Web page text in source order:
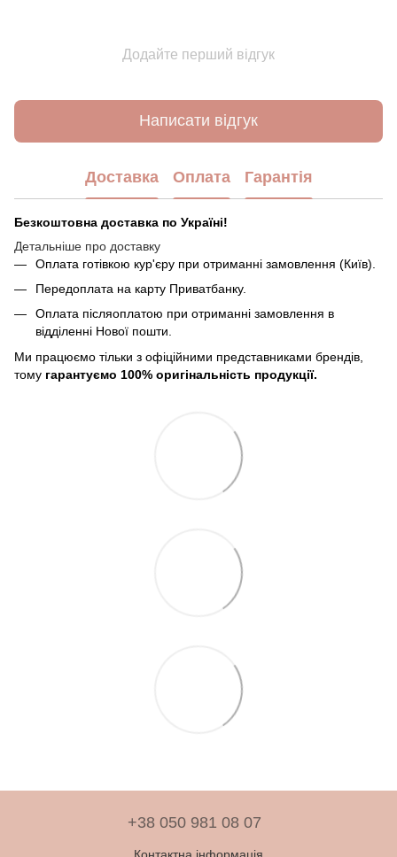
Додайте перший відгук
Написати відгук
Доставка Оплата Гарантія
Безкоштовна доставка по Україні!
Детальніше про доставку
Оплата готівкою кур'єру при отриманні замовлення (Київ).
Передоплата на карту Приватбанку.
Оплата післяоплатою при отриманні замовлення в
відділенні Нової пошти.
Ми працюємо тільки з офіційними представниками брендів,
тому гарантуємо 100% оригінальність продукції.
+38 050 981 08 07
Контактна інформація